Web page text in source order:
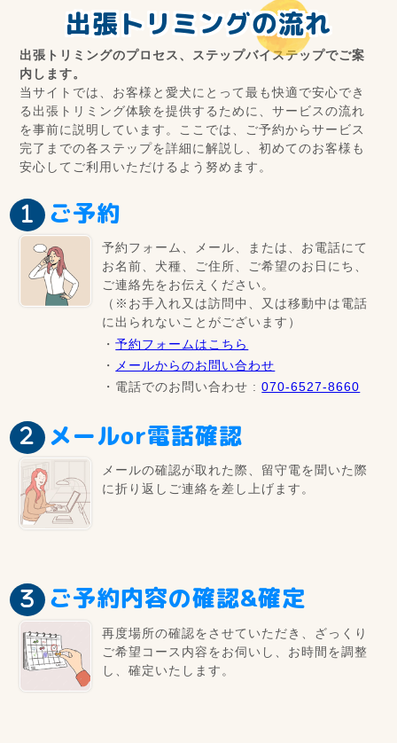
出張トリミングの流れ
出張トリミングのプロセス、ステップバイステップでご案
内します。
当サイトでは、お客様と愛犬にとって最も快適で安心でき
る出張トリミング体験を提供するために、サービスの流れ
を事前に説明しています。ここでは、ご予約からサービス
完了までの各ステップを詳細に解説し、初めてのお客様も
安心してご利用いただけるよう努めます。
ご予約
予約フォーム、メール、または、お電話にて
お名前、犬種、ご住所、ご希望のお日にち、
ご連絡先をお伝えください。
（※お手入れ又は訪問中、又は移動中は電話
に出られないことがございます）
・予約フォームはこちら
・ メールからのお問い合わせ
・電話でのお問い合わせ :070-6527-8660
メールor電話確認
メールの確認が取れた際、留守電を聞いた際
に折り返しご連絡を差し上げます。
ご予約内容の確認&確定
再度場所の確認をさせていただき、ざっくり
ご希望コース内容をお伺いし、お時間を調整
し、確定いたします。